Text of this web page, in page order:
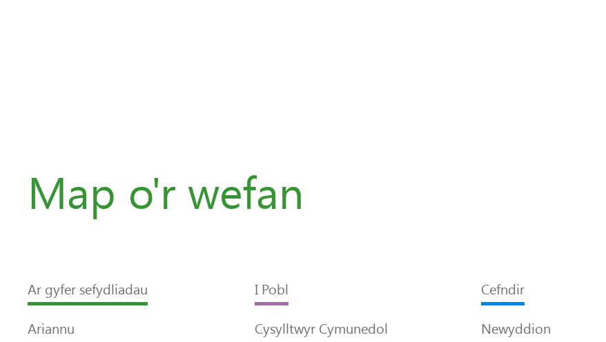
Map o'r wefan
Ar gyfer sefydliadau
Ariannu
I Pobl
Cysylltwyr Cymunedol
Cefndir
Newyddion